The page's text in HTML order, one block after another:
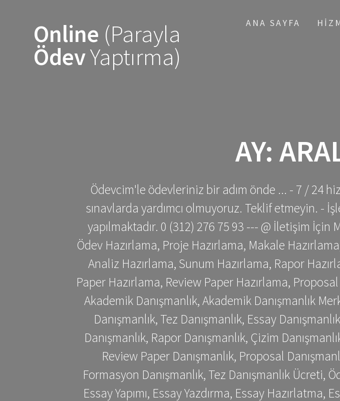
Online (Parayla
ÖdevYaptırma)
ANA SAYFA
AY:
Ödevcim'le ödevleriniz bir adım önde ... - 7 / 24
sınavlarda yardımcı olmuyoruz. Teklif etmeyin. -
yapılmaktadır. 0 (312) 276 75 93 --- @ İletişim
Ödev Hazırlama, Proje Hazırlama, Makale
Analiz Hazırlama, Sunum Hazırlama, Rapor
Paper Hazırlama, Review Paper Hazırlama,
Akademik Danışmanlık, Akademik Danışmanlık
Danışmanlık, Tez Danışmanlık, Essay
Danışmanlık, Rapor Danışmanlık, Çizim
Review Paper Danışmanlık, Proposal
Formasyon Danışmanlık, Tez Danışmanlık Ücreti,
Essay Yapımı, Essay Yazdırma, Essay Hazırlatma,